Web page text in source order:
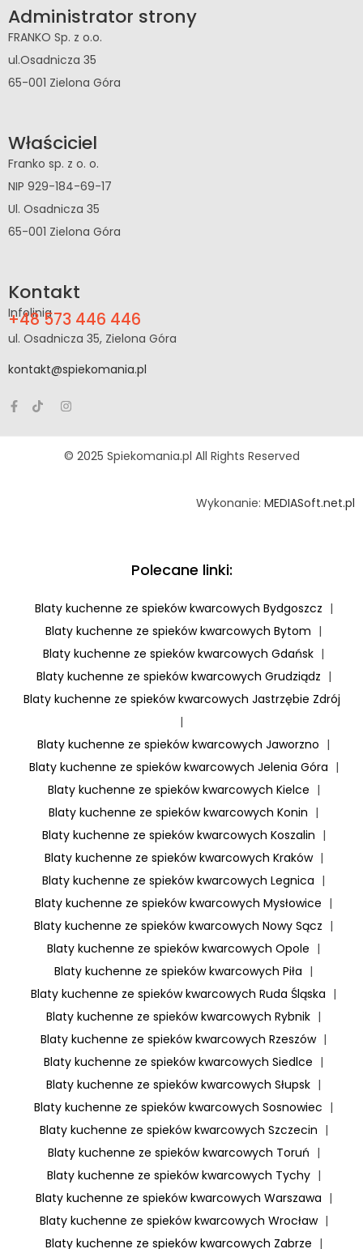
Administrator strony
FRANKO Sp. z o.o.
ul.Osadnicza 35
65-001 Zielona Góra
Właściciel
Franko sp. z o. o.
NIP 929-184-69-17
Ul. Osadnicza 35
65-001 Zielona Góra
Kontakt
Infolinia
+48 573 446 446
ul. Osadnicza 35, Zielona Góra
kontakt@spiekomania.pl
© 2025 Spiekomania.pl All Rights Reserved
Wykonanie: MEDIASoft.net.pl
Polecane linki:
Blaty kuchenne ze spieków kwarcowych Bydgoszcz |
Blaty kuchenne ze spieków kwarcowych Bytom |
Blaty kuchenne ze spieków kwarcowych Gdańsk |
Blaty kuchenne ze spieków kwarcowych Grudziądz |
Blaty kuchenne ze spieków kwarcowych Jastrzębie Zdrój
|
Blaty kuchenne ze spieków kwarcowych Jaworzno |
Blaty kuchenne ze spieków kwarcowych Jelenia Góra |
Blaty kuchenne ze spieków kwarcowych Kielce |
Blaty kuchenne ze spieków kwarcowych Konin |
Blaty kuchenne ze spieków kwarcowych Koszalin |
Blaty kuchenne ze spieków kwarcowych Kraków |
Blaty kuchenne ze spieków kwarcowych Legnica |
Blaty kuchenne ze spieków kwarcowych Mysłowice |
Blaty kuchenne ze spieków kwarcowych Nowy Sącz |
Blaty kuchenne ze spieków kwarcowych Opole |
Blaty kuchenne ze spieków kwarcowych Piła |
Blaty kuchenne ze spieków kwarcowych Ruda Śląska |
Blaty kuchenne ze spieków kwarcowych Rybnik |
Blaty kuchenne ze spieków kwarcowych Rzeszów |
Blaty kuchenne ze spieków kwarcowych Siedlce |
Blaty kuchenne ze spieków kwarcowych Słupsk |
Blaty kuchenne ze spieków kwarcowych Sosnowiec |
Blaty kuchenne ze spieków kwarcowych Szczecin |
Blaty kuchenne ze spieków kwarcowych Toruń |
Blaty kuchenne ze spieków kwarcowych Tychy |
Blaty kuchenne ze spieków kwarcowych Warszawa |
Blaty kuchenne ze spieków kwarcowych Wrocław |
Blaty kuchenne ze spieków kwarcowych Zabrze |